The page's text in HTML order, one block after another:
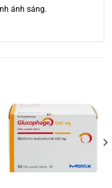
ánh sáng.